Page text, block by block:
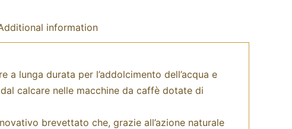
information
a lunga durata per l’addolcimento dell’acqua e
calcare nelle macchine da caffè dotate di
brevettato che, grazie all’azione naturale